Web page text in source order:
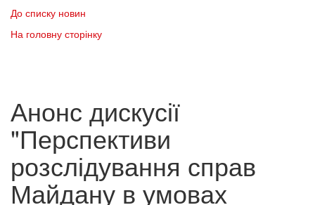
До списку новин
На головну сторінку
Анонс дискусії
"Перспективи
розслідування справ
Майдану в умовах